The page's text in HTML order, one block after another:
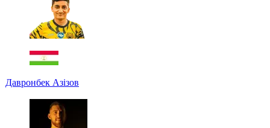
Давронбек Азізов